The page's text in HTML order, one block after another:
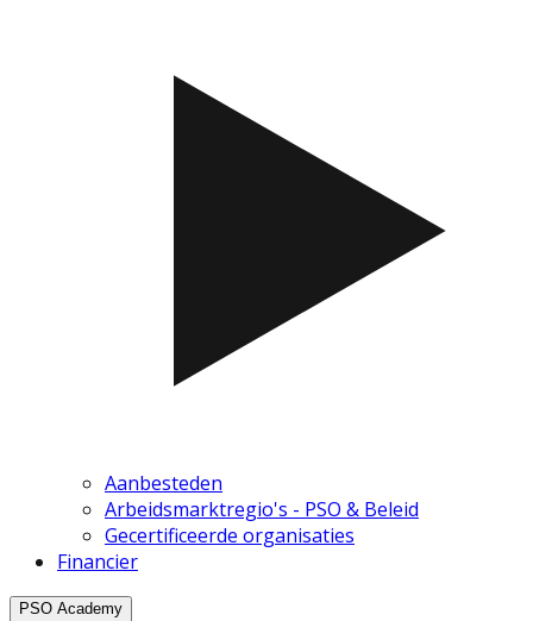
Aanbesteden
Arbeidsmarktregio's - PSO & Beleid
Gecertificeerde organisaties
Financier
PSO Academy